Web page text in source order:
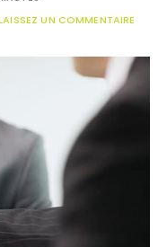
UN COMMENTAIRE